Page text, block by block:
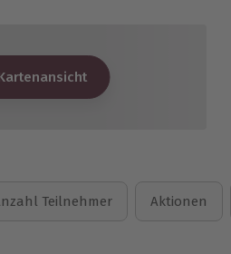
Teilnehmer Aktionen